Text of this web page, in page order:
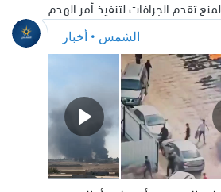
تقدم الجرافات لتنفيذ أمر الهدم.